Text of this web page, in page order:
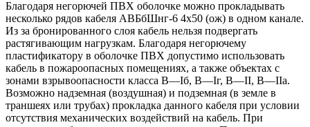
Благодаря негорючей ПВХ оболочке можно прокладывать
несколько рядов кабеля АВБбШнг-6 4х50 (ож) в одном канале.
Из за бронированного слоя кабель нельзя подвергать
растягивающим нагрузкам. Благодаря негорючему
пластификатору в оболочке ПВХ допустимо использовать
кабель в пожароопасных помещениях, а также объектах с
зонами взрывоопасности класса B—Iб, B—Iг, В—II, В—IIа.
Возможно надземная (воздушная) и подземная (в земле в
траншеях или трубах) прокладка данного кабеля при условии
отсутствия механических воздействий на кабель. При